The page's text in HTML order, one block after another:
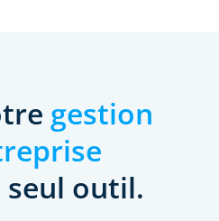
gestion
seul outil.